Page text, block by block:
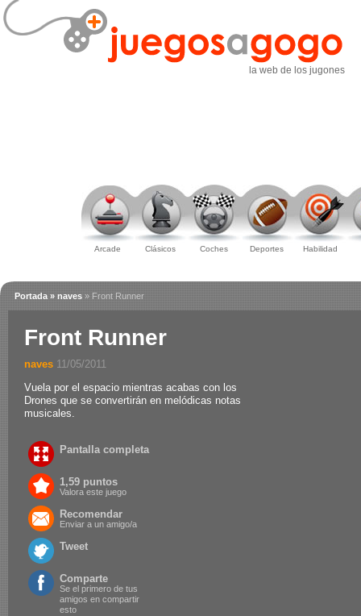
la web de los jugones
Arcade Clásicos Coches Deportes Habilidad
Portada » naves » Front Runner
Front Runner
naves 11/05/2011
Vuela por el espacio mientras acabas con los
Drones que se convertirán en melódicas notas
musicales.
Pantalla completa
1,59 puntos
Valora este juego
Recomendar
Enviar a un amigo/a
Tweet
Comparte
Se el primero de tus
amigos en compartir
esto